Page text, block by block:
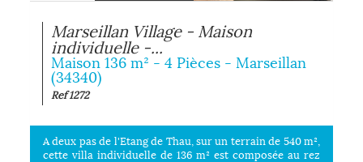
Marseillan Village - Maison
individuelle -...
Maison 136 m² - 4 Pièces - Marseillan
(34340)
Ref 1272
A deux pas de l'Etang de Thau, sur un terrain de 540 m²,
cette villa individuelle de 136 m² est composée au rez